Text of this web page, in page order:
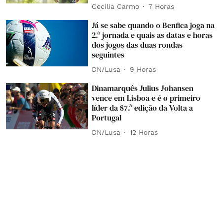
Cecília Carmo 7 Horas
Já se sabe quando o Benfica joga na
2.ª jornada e quais as datas e horas
dos jogos das duas rondas
seguintes
DN/Lusa 9 Horas
Dinamarquês Julius Johansen
vence em Lisboa e é o primeiro
líder da 87.ª edição da Volta a
Portugal
DN/Lusa 12 Horas